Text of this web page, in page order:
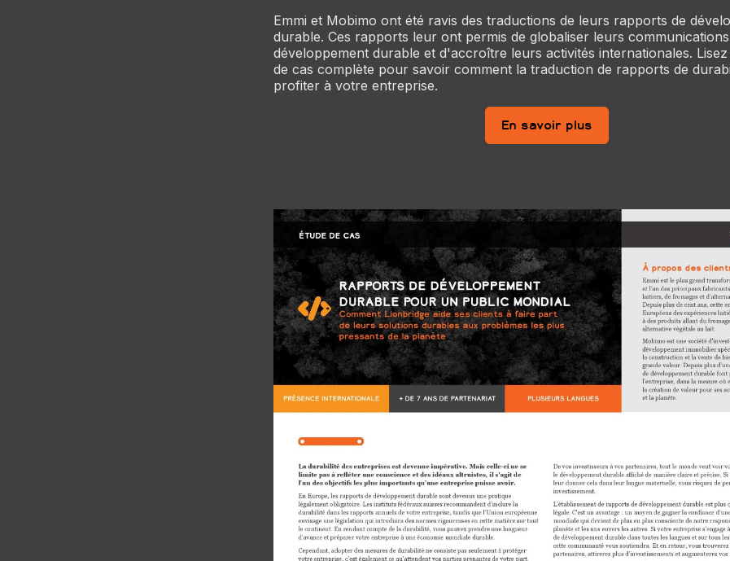
Emmi et Mobimo ont été ravis des traductions de leurs rapports de
durable. Ces rapports leur ont permis de globaliser leurs
développement durable et d'accroître leurs activités internationales.
de cas complète pour savoir comment la traduction de rapports de
profiter à votre entreprise.
En savoir plus